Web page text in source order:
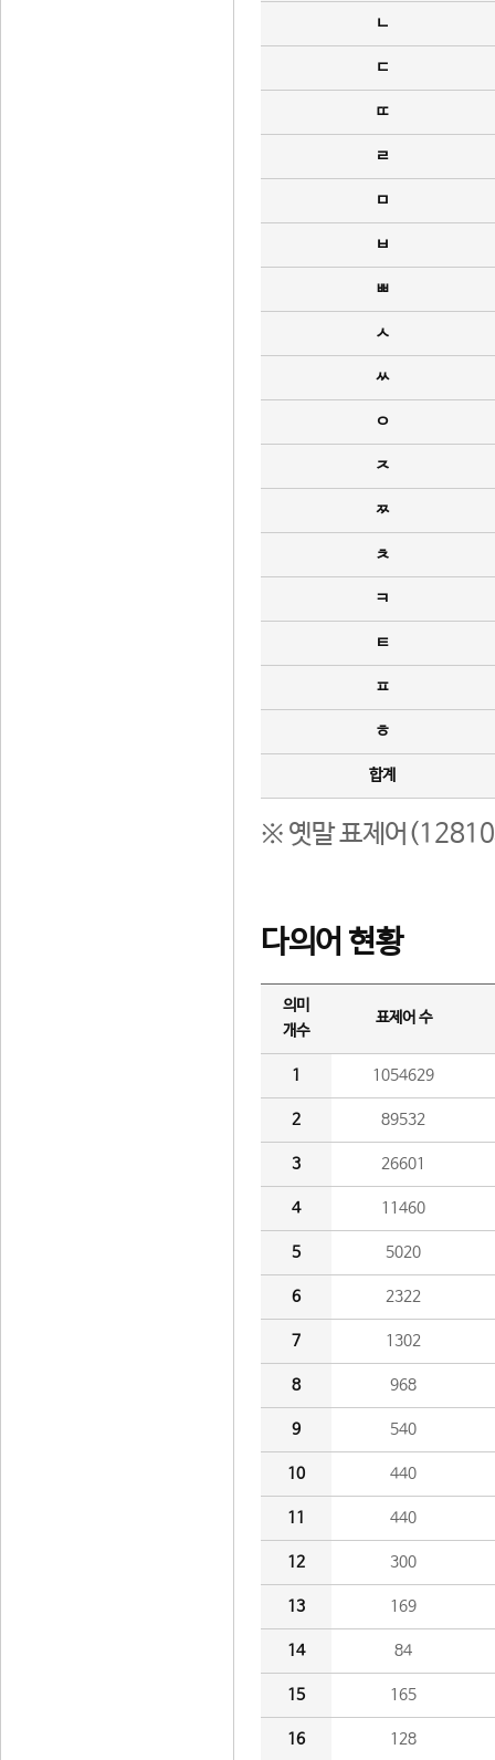
ㄴ
ㄷ
ㄸ
ㄹ
ㅁ
ㅂ
ㅃ
ㅅ
ㅆ
ㅇ
ㅈ
ㅉ
ㅊ
ㅋ
ㅌ
ㅍ
ㅎ
합계
※ 옛말 표제어(12810
다의어 현황
의미
개수
표제어 수
1 1054629
2 89532
3 26601
4 11460
5 5020
6 2322
7 1302
8 968
9 540
10 440
11 440
12 300
13 169
14 84
15 165
16 128